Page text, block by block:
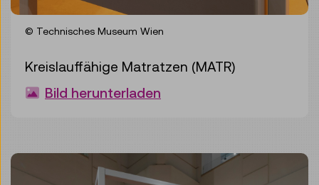
© Technisches Museum Wien
Kreislauffähige Matratzen (MATR)
Bild herunterladen